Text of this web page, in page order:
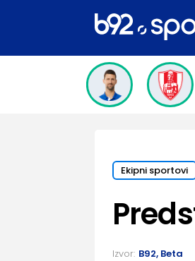
Ekipni sportovi
Izvor: B92, Beta